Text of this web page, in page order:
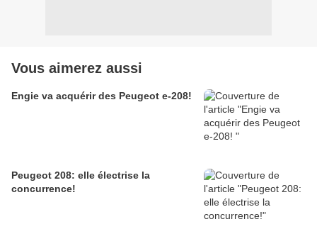
Vous aimerez aussi
Engie va acquérir des Peugeot e-208!
Peugeot 208: elle électrise la
concurrence!